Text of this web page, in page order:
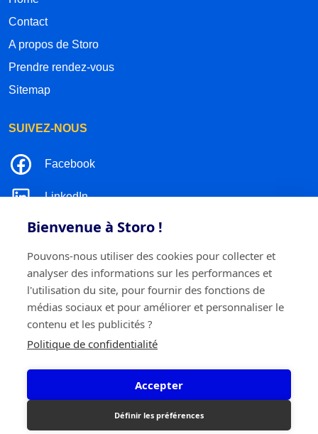
Bienvenue à Storo !
Pouvons-nous utiliser des cookies pour collecter et
analyser des informations sur les performances et
l'utilisation du site, pour fournir des fonctions de
médias sociaux et pour améliorer et personnaliser le
contenu et les publicités ?
Politique de confidentialité
Accepter
Définir les préférences
Contact
A propos de Storo
Prendre rendez-vous
Sitemap
SUIVEZ-NOUS
Facebook
LinkedIn
Instagram
TikTok
©2026 Storo
Politique de confidentialité
Storo BV 0717.595.310